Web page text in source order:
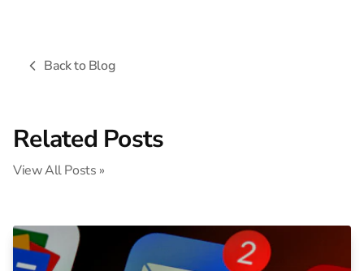
Back to Blog
Related Posts
View All Posts »